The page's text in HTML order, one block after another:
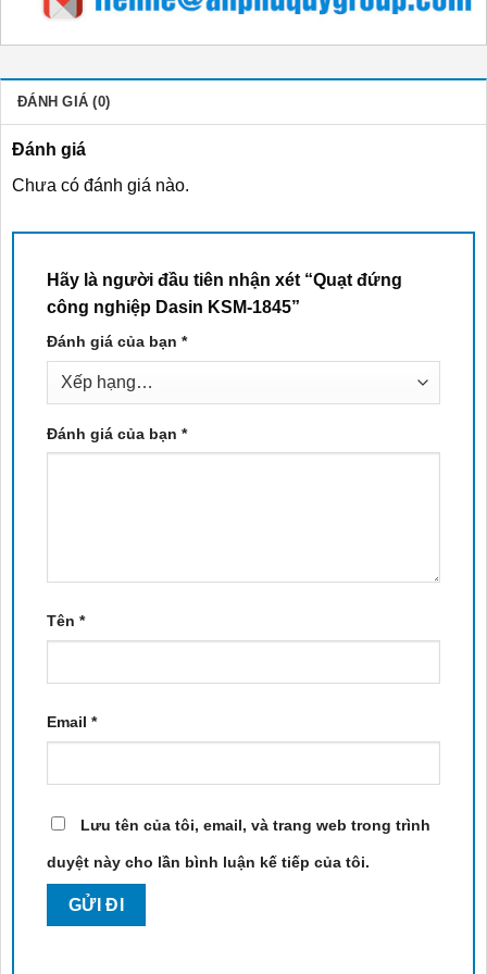
ĐÁNH GIÁ (0)
Đánh giá
Chưa có đánh giá nào.
Hãy là người đầu tiên nhận xét “Quạt đứng
công nghiệp Dasin KSM-1845”
Đánh giá của bạn *
Đánh giá của bạn *
Tên *
Email *
Lưu tên của tôi, email, và trang web trong trình
duyệt này cho lần bình luận kế tiếp của tôi.